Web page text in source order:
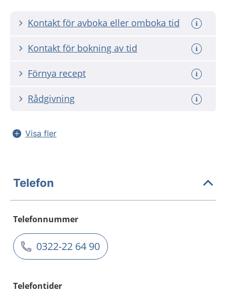
Kontakt för avboka eller omboka tid
Kontakt för bokning av tid
Förnya recept
Rådgivning
Visa fler
Telefon
Telefonnummer
0322-22 64 90
Telefontider